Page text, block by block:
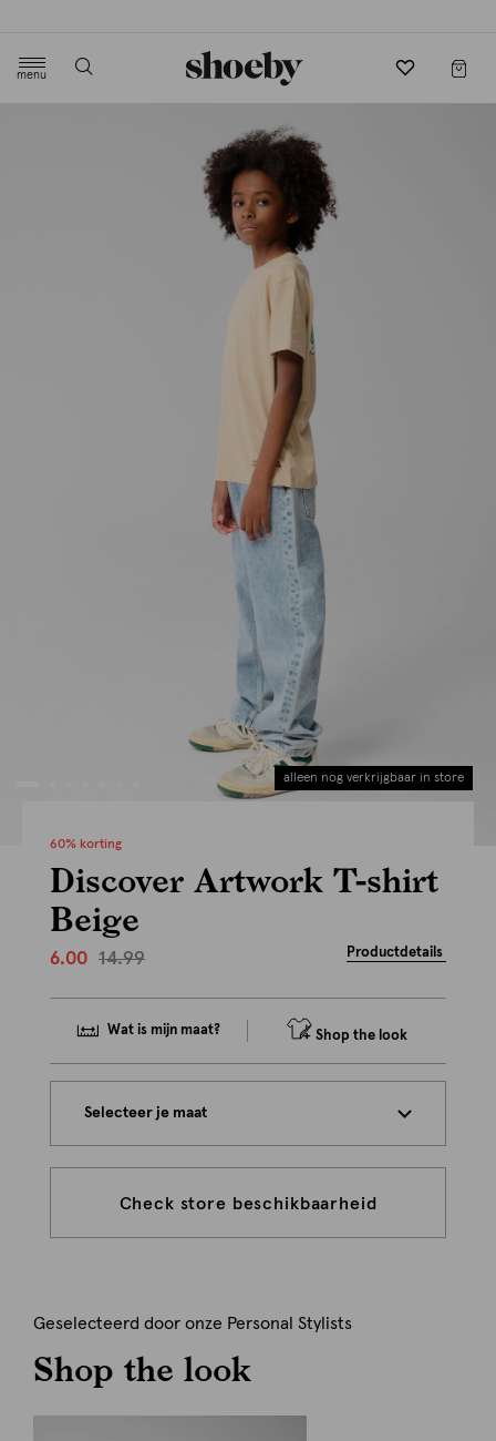
menu
alleen nog verkrijgbaar in store
60% korting
Discover Artwork T-shirt
Beige
6.00 14.99 Productdetails
Wat is mijn maat? Shop the look
Selecteer je maat
Check store beschikbaarheid
Geselecteerd door onze Personal Stylists
Shop the look